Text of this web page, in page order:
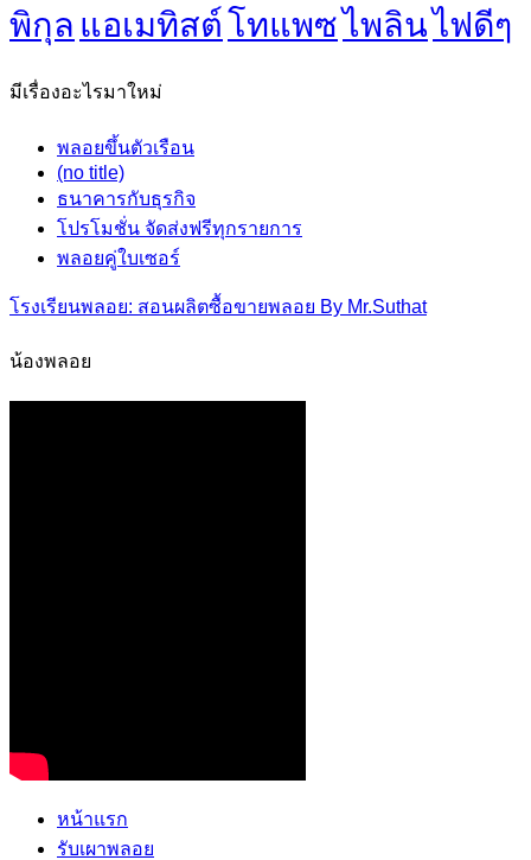
พิกุล แอเมทิสต์โทแพซไพลินไฟดีๆ
มีเรื่องอะไรมาใหม่
พลอยขึ้นตัวเรือน
(no title)
ธนาคารกับธุรกิจ
โปรโมชั่น จัดส่งฟรีทุกรายการ
พลอยคู่ใบเซอร์
โรงเรียนพลอย: สอนผลิตซื้อขายพลอย By Mr.Suthat
น้องพลอย
หน้าแรก
รับเผาพลอย